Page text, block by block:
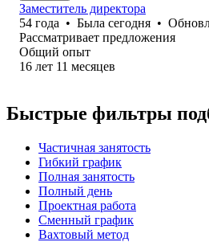
Заместитель директора
54 года • Была сегодня •
Рассматривает предложения
Общий опыт
16 лет 11 месяцев
Быстрые фильтры
Частичная занятость
Гибкий график
Полная занятость
Полный день
Проектная работа
Сменный график
Вахтовый метод